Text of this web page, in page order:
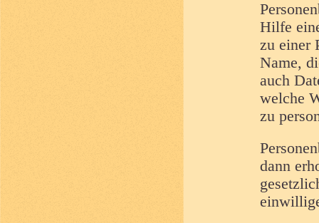
Hilfe
zu einer
Name,
auch
welche
zu
dann